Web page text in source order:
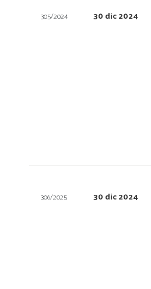
305/2024 30 dic 2024
306/2025 30 dic 2024